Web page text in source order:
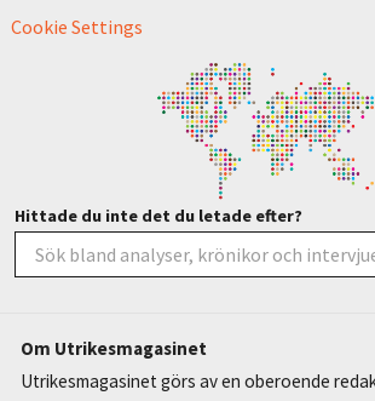
Cookie Settings
Hittade du inte det du letade efter?
Om Utrikesmagasinet
Utrikesmagasinet görs av en oberoende